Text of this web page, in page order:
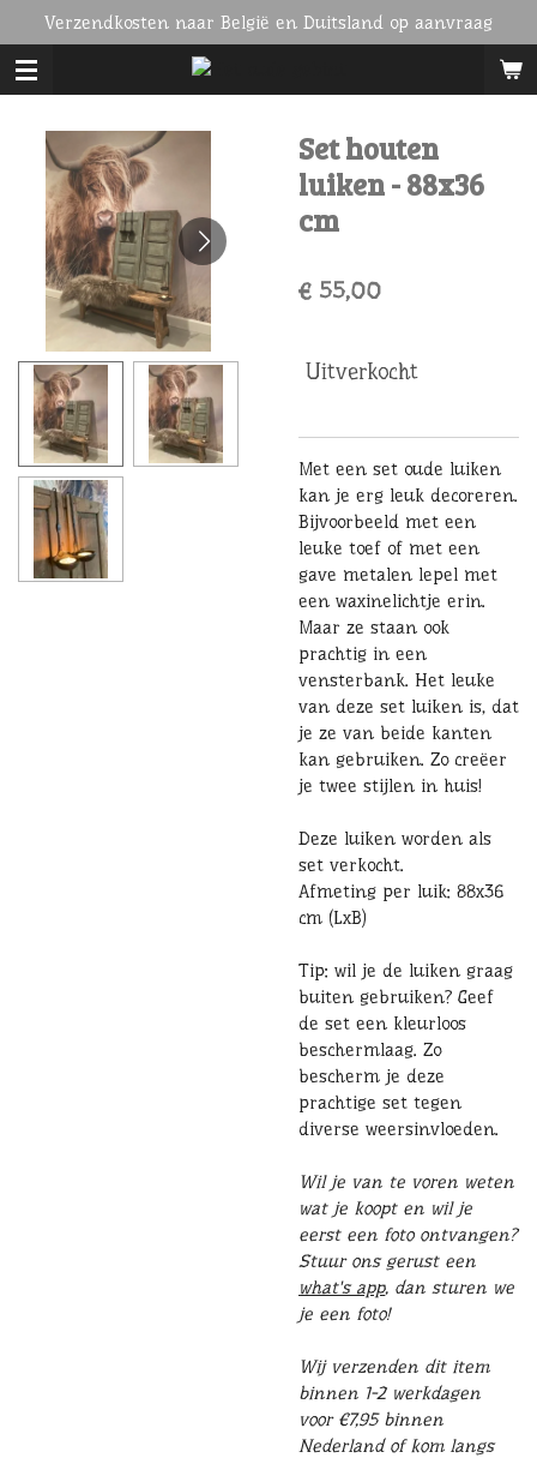
direct
naar
hoofdinhoud
Verzendkosten naar België en Duitsland op aanvraag
Set houten
luiken - 88x36
cm
€ 55,00
Uitverkocht
Met een set oude luiken
kan je erg leuk decoreren.
Bijvoorbeeld met een
leuke toef of met een
gave metalen lepel met
een waxinelichtje erin.
Maar ze staan ook
prachtig in een
vensterbank. Het leuke
van deze set luiken is, dat
je ze van beide kanten
kan gebruiken. Zo creëer
je twee stijlen in huis!
Deze luiken worden als
set verkocht.
Afmeting per luik: 88x36
cm (LxB)
Tip: wil je de luiken graag
buiten gebruiken? Geef
de set een kleurloos
beschermlaag. Zo
bescherm je deze
prachtige set tegen
diverse weersinvloeden.
Wil je van te voren weten
wat je koopt en wil je
eerst een foto ontvangen?
Stuur ons gerust een
what's app, dan sturen we
je een foto!
Wij verzenden dit item
binnen 1-2 werkdagen
voor €7,95 binnen
Nederland of kom langs